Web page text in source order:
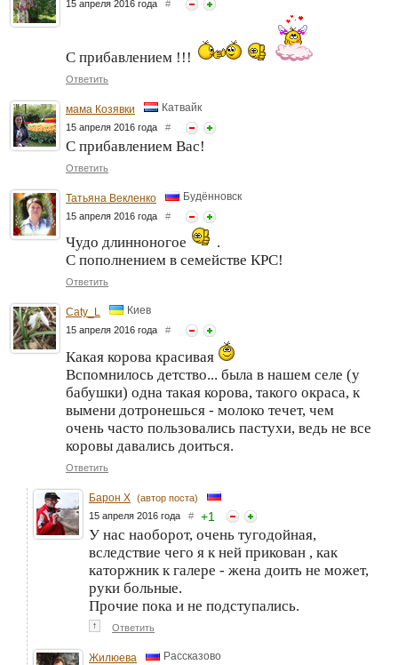
15 апреля 2016 года #
С прибавлением !!!
Ответить
мама Козявки Катвайк
15 апреля 2016 года #
С прибавлением Вас!
Ответить
Татьяна Векленко Будённовск
15 апреля 2016 года #
Чудо длинноногое
.
С пополнением в семействе КРС!
Ответить
Caty_L Киев
15 апреля 2016 года #
Какая корова красивая
Вспомнилось детство... была в нашем селе (у
бабушки) одна такая корова, такого окраса, к
вымени дотронешься - молоко течет, чем
очень часто пользовались пастухи, ведь не все
коровы давались доиться.
Ответить
Барон Х (автор поста)
15 апреля 2016 года # +1
У нас наоборот, очень тугодойная,
вследствие чего я к ней прикован , как
каторжник к галере - жена доить не может,
руки больные.
Прочие пока и не подступались.
↑ Ответить
Жилюева Рассказово